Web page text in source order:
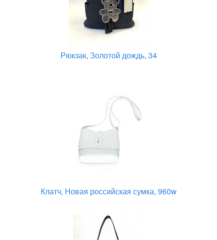
Рюкзак, Золотой дождь, 34
Клатч, Новая российская сумка, 960w